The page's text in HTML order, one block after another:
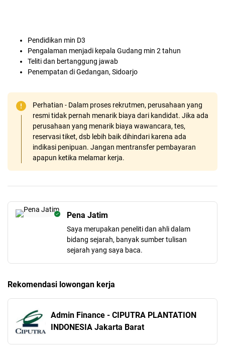
Pendidikan min D3
Pengalaman menjadi kepala Gudang min 2 tahun
Teliti dan bertanggung jawab
Penempatan di Gedangan, Sidoarjo
Perhatian - Dalam proses rekrutmen, perusahaan yang
resmi tidak pernah menarik biaya dari kandidat. Jika ada
perusahaan yang menarik biaya wawancara, tes,
reservasi tiket, dsb lebih baik dihindari karena ada
indikasi penipuan. Jangan mentransfer pembayaran
apapun ketika melamar kerja.
Pena Jatim
Saya merupakan peneliti dan ahli dalam
bidang sejarah, banyak sumber tulisan
sejarah yang saya baca.
Rekomendasi lowongan kerja
Admin Finance - CIPUTRA PLANTATION
INDONESIA Jakarta Barat